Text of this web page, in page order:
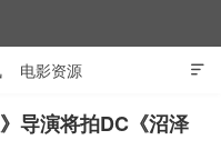

电影资源
导演将拍DC《沼泽